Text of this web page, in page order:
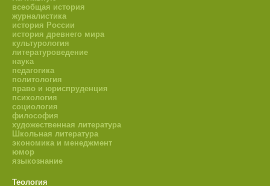
всеобщая история
журналистика
история России
история древнего мира
культурология
литературоведение
наука
педагогика
политология
право и юриспруденция
психология
социология
философия
художественная литература
Школьная литература
экономика и менеджмент
юмор
языкознание
Теология